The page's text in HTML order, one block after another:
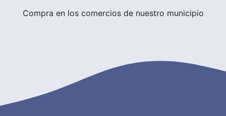
Compra en los comercios de nuestro municipio